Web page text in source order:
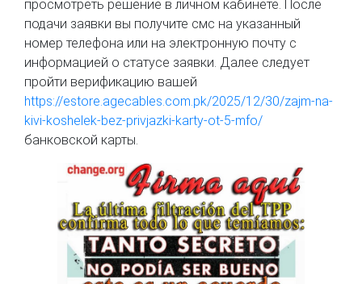
просмотреть решение в личном кабинете. После
подачи заявки вы получите смс на указанный
номер телефона или на электронную почту с
информацией о статусе заявки. Далее следует
пройти верификацию вашей
https://estore.agecables.com.pk/2025/12/30/zajm-na-
kivi-koshelek-bez-privjazki-karty-ot-5-mfo/
банковской карты.